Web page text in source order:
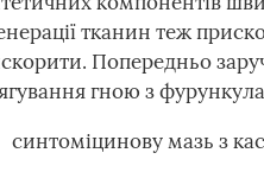
тканин теж
Попередньо
гною з
синтоміцинову мазь з